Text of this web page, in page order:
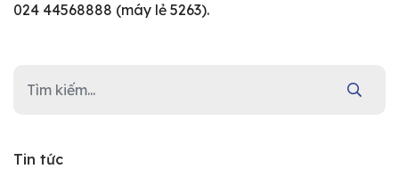
Tin tức
024 44568888 (máy lẻ 5263).